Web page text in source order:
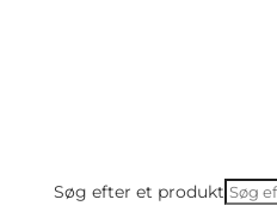
Søg efter et produkt